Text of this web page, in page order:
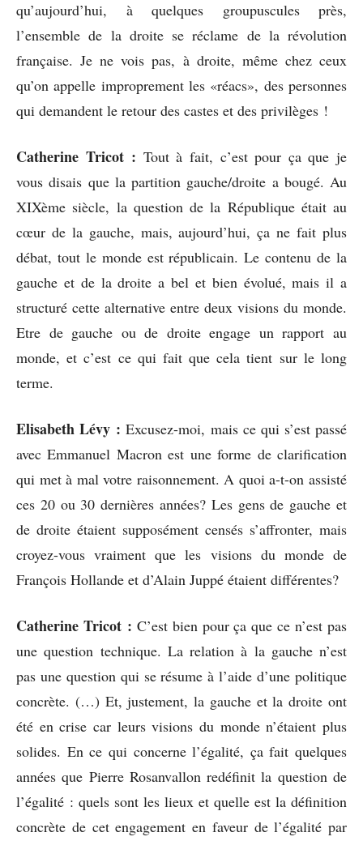
qu’aujourd’hui, à quelques groupuscules près,
l’ensemble de la droite se réclame de la révolution
française. Je ne vois pas, à droite, même chez ceux
qu’on appelle improprement les «réacs», des personnes
qui demandent le retour des castes et des privilèges !
Catherine Tricot : Tout à fait, c’est pour ça que je
vous disais que la partition gauche/droite a bougé. Au
XIXème siècle, la question de la République était au
cœur de la gauche, mais, aujourd’hui, ça ne fait plus
débat, tout le monde est républicain. Le contenu de la
gauche et de la droite a bel et bien évolué, mais il a
structuré cette alternative entre deux visions du monde.
Etre de gauche ou de droite engage un rapport au
monde, et c’est ce qui fait que cela tient sur le long
terme.
Elisabeth Lévy :Excusez-moi, mais ce qui s’est passé
avec Emmanuel Macron est une forme de clarification
qui met à mal votre raisonnement. A quoi a-t-on assisté
ces 20 ou 30 dernières années? Les gens de gauche et
de droite étaient supposément censés s’affronter, mais
croyez-vous vraiment que les visions du monde de
François Hollande et d’Alain Juppé étaient différentes?
Catherine Tricot : C’est bien pour ça que ce n’est pas
une question technique. La relation à la gauche n’est
pas une question qui se résume à l’aide d’une politique
concrète. (…) Et, justement, la gauche et la droite ont
été en crise car leurs visions du monde n’étaient plus
solides. En ce qui concerne l’égalité, ça fait quelques
années que Pierre Rosanvallon redéfinit la question de
l’égalité : quels sont les lieux et quelle est la définition
concrète de cet engagement en faveur de l’égalité par